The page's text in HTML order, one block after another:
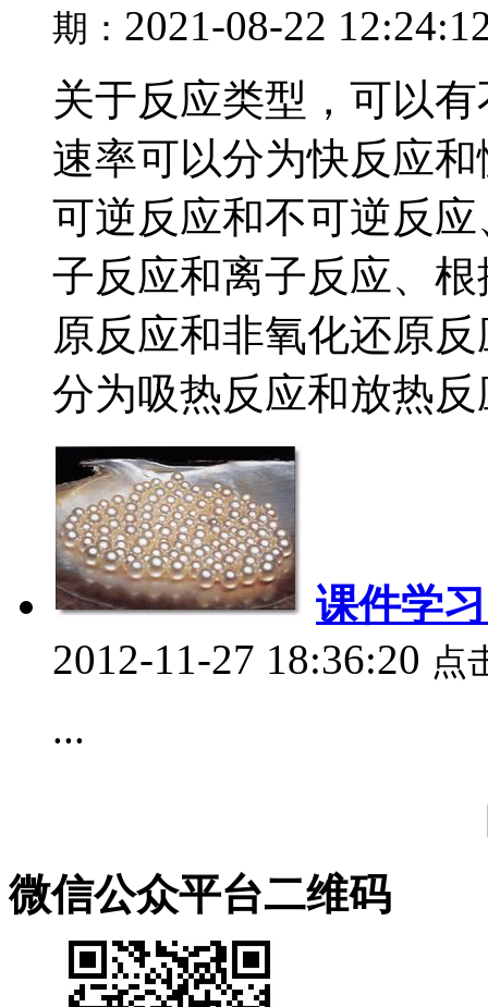
期： 2021-08-22
关于反应类型，可以
速率可以分为快反应
可逆反应和不可逆反
子反应和离子反应、
原反应和非氧化还原
分为吸热反应和放热反
课件学
2012-11-27 18:36:20 点
...
微信公众平台二维码